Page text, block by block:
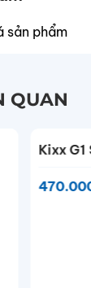
sản phẩm
QUAN
Kixx G1